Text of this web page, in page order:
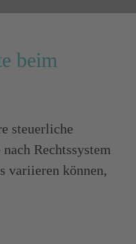
beim
steuerliche
Rechtssystem
variieren können,